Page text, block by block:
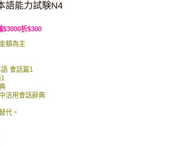
語能力試験N4
$3000折$300
額為主
會話篇1
活用會話辭典
代。